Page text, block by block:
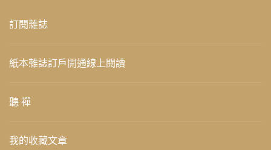
訂閱雜誌
紙本雜誌訂戶開通線上閱讀
聽 禪
我的收藏文章